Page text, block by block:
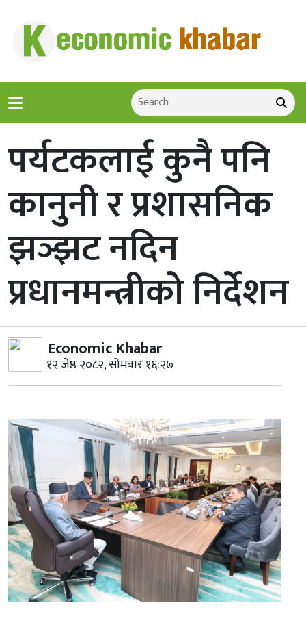
पर्यटकलाई कुनै पनि
कानुनी र प्रशासनिक
झञ्झट नदिन
प्रधानमन्त्रीको निर्देशन
Economic Khabar
१२ जेष्ठ २०८२, सोमबार १६:२७